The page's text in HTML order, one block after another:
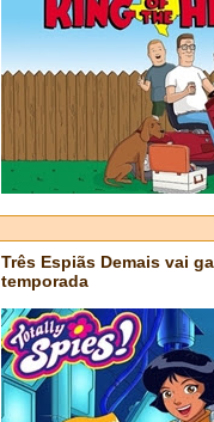
Três Espiãs Demais vai
temporada